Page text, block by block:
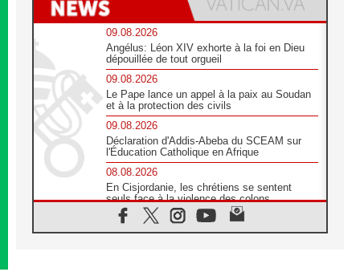
09.08.2026
Angélus: Léon XIV exhorte à la foi en Dieu
dépouillée de tout orgueil
09.08.2026
Le Pape lance un appel à la paix au Soudan
et à la protection des civils
09.08.2026
Déclaration d'Addis-Abeba du SCEAM sur
l'Éducation Catholique en Afrique
08.08.2026
En Cisjordanie, les chrétiens se sentent
seuls face à la violence des colons
08.08.2026
Léon XIV au sanctuaire de Notre Dame du